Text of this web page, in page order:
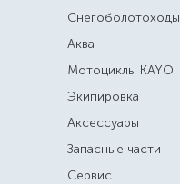
Снегоболотоходы
Аква
Мотоциклы KAYO
Экипировка
Аксессуары
Запасные части
Сервис